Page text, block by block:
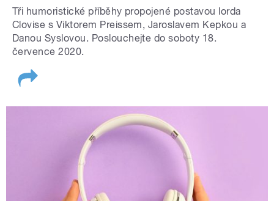
Tři humoristické příběhy propojené postavou lorda
Clovise s Viktorem Preissem, Jaroslavem Kepkou a
Danou Syslovou. Poslouchejte do soboty 18.
července 2020.